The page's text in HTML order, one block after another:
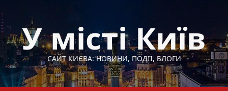
до
вмістуУ місті Київ
САЙТ КИЄВА: НОВИНИ, ПОДІЇ, БЛОГИ